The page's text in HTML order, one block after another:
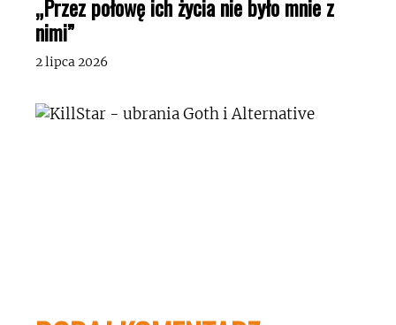
„Przez połowę ich życia nie było mnie z
nimi”
2 lipca 2026